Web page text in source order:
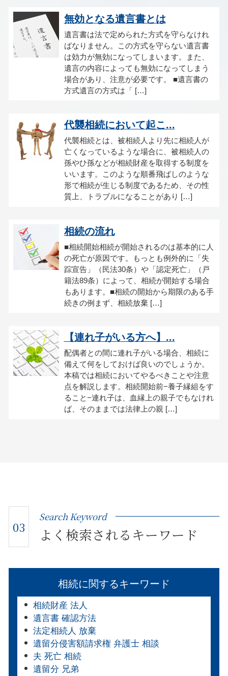
無効となる遺言書とは
遺言書は法で定められた方式を守らなけれ
ばなりません。この方式を守らない遺言書
は効力が無効になってしまいます。また、
遺言の内容によっても無効になってしまう
場合があり、注意が必要です。 ■遺言書の
方式遺言の方式は「 […]
代襲相続において起こ...
代襲相続とは、被相続人より先に相続人が
亡くなっているような場合に、被相続人の
孫やひ孫などが相続財産を取得する制度を
いいます。このような順番飛ばしのような
形で相続が生じる制度であるため、その性
質上、トラブルになることがあり […]
相続の流れ
■相続開始相続が開始されるのは基本的に人
の死亡が原因です。もっとも例外的に「失
踪宣告」（民法30条）や「認定死亡」（戸
籍法89条）によって、相続が開始する場合
もあります。■相続の開始から期限のある手
続きの例まず、相続放棄 […]
【連れ子がいる方へ】...
配偶者との間に連れ子がいる場合、相続に
備えて何をしておけば良いのでしょうか。
本稿では相続においてやるべきことや注意
点を解説します。相続開始前−養子縁組をす
ること−連れ子は、血縁上の親子でもなけれ
ば、そのままでは法律上の親 […]
03
Search Keyword
よく検索されるキーワード
相続に関するキーワード
相続財産 法人
遺言書 確認方法
法定相続人 放棄
遺留分侵害額請求権 弁護士 相談
夫 死亡 相続
遺留分 兄弟